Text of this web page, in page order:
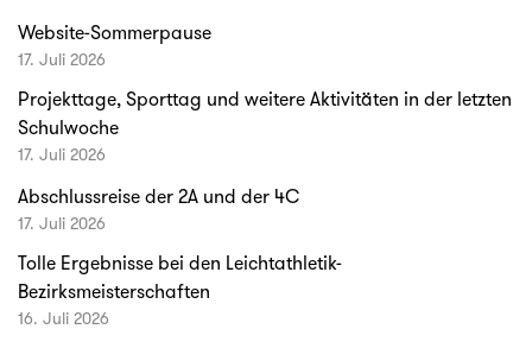
Website-Sommerpause
17. Juli 2026
Projekttage, Sporttag und weitere Aktivitäten in der letzten
Schulwoche
17. Juli 2026
Abschlussreise der 2A und der 4C
17. Juli 2026
Tolle Ergebnisse bei den Leichtathletik-
Bezirksmeisterschaften
16. Juli 2026